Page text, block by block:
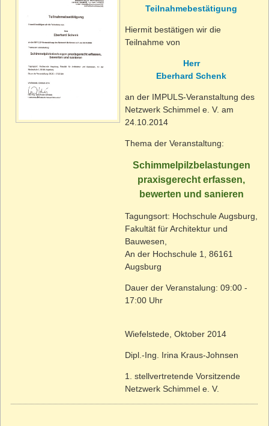
Teilnahmebestätigung
Hiermit bestätigen wir die
Teilnahme von
Herr
Eberhard Schenk
an der IMPULS-Veranstaltung des
Netzwerk Schimmel e. V. am
24.10.2014
Thema der Veranstaltung:
Schimmelpilzbelastungen
praxisgerecht erfassen,
bewerten und sanieren
Tagungsort: Hochschule Augsburg,
Fakultät für Architektur und
Bauwesen,
An der Hochschule 1, 86161
Augsburg
Dauer der Veranstalung: 09:00 -
17:00 Uhr
Wiefelstede, Oktober 2014
Dipl.-Ing. Irina Kraus-Johnsen
1. stellvertretende Vorsitzende
Netzwerk Schimmel e. V.